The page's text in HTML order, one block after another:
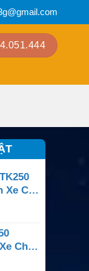
Xe Cho
Và
Cho
F60,